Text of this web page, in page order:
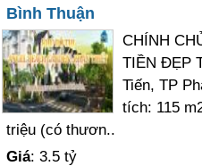
Bình Thuận
CHÍNH
TIỀN ĐẸP
Tiến, TP
tích: 115
triệu (có thươn..
Giá: 3.5 tỷ